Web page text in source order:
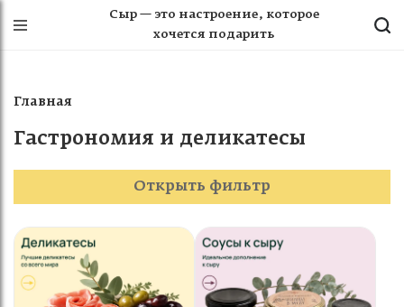
Сыр — это настроение, которое
хочется подарить
Главная
Гастрономия и деликатесы
Открыть фильтр